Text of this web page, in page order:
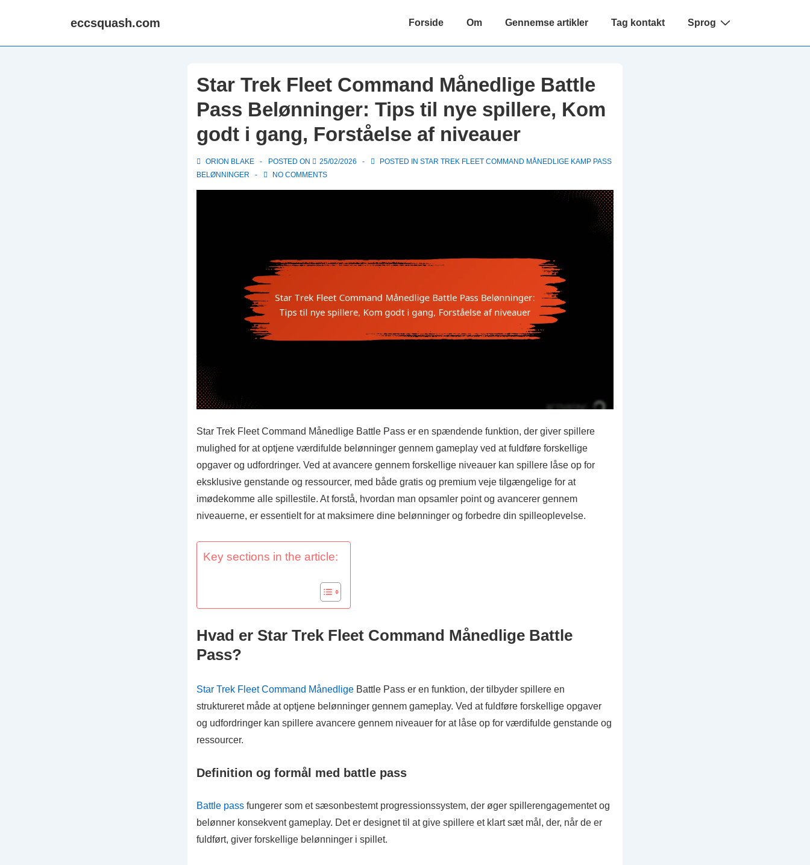
eccsquash.com
Main
Forside Om Gennemse artikler Tag kontakt Sprog
Star Trek Fleet Command Månedlige Battle
Pass Belønninger: Tips til nye spillere, Kom
godt i gang, Forståelse af niveauer
ORION BLAKE POSTED ON 25/02/2026 POSTED IN STAR TREK FLEET COMMAND MÅNEDLIGE KAMP PASS
BELØNNINGER
NO COMMENTS
Star Trek Fleet Command Månedlige Battle Pass er en spændende funktion, der giver spillere
mulighed for at optjene værdifulde belønninger gennem gameplay ved at fuldføre forskellige
opgaver og udfordringer. Ved at avancere gennem forskellige niveauer kan spillere låse op for
eksklusive genstande og ressourcer, med både gratis og premium veje tilgængelige for at
imødekomme alle spillestile. At forstå, hvordan man opsamler point og avancerer gennem
niveauerne, er essentielt for at maksimere dine belønninger og forbedre din spilleoplevelse.
Key sections in the article:
Hvad er Star Trek Fleet Command Månedlige Battle
Pass?
Star Trek Fleet Command MånedligeBattle Pass er en funktion, der tilbyder spillere en
struktureret måde at optjene belønninger gennem gameplay. Ved at fuldføre forskellige opgaver
og udfordringer kan spillere avancere gennem niveauer for at låse op for værdifulde genstande og
ressourcer.
Definition og formål med battle pass
Battle passfungerer som et sæsonbestemt progressionssystem, der øger spillerengagementet og
belønner konsekvent gameplay. Det er designet til at give spillere et klart sæt mål, der, når de er
fuldført, giver forskellige belønninger i spillet.